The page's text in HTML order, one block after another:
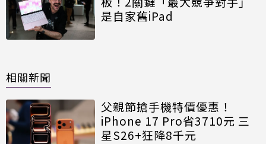
是自家舊iPad
相關新聞
父親節搶手機特價優惠！
iPhone 17 Pro省3710元 三
星S26+狂降8千元